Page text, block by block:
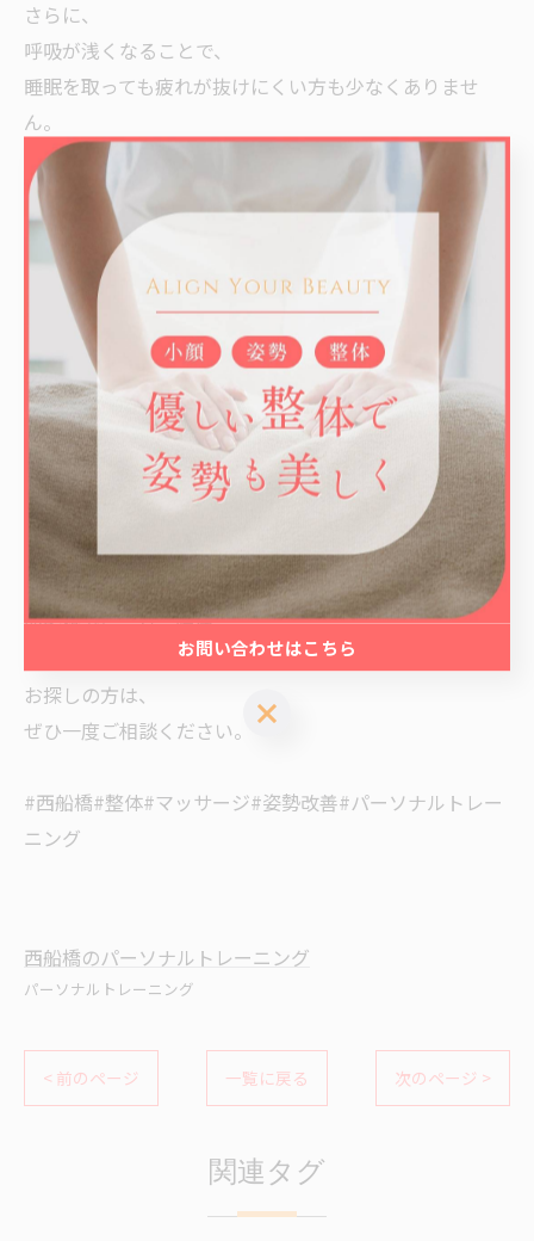
さらに、
呼吸が浅くなることで、
睡眠を取っても疲れが抜けにくい方も少なくありませ
ん。
姿勢を整えることで、
呼吸がしやすくなり、
身体をスムーズに使いやすくなるため、
「身体が軽く感じる」
という方も多くいます。
LACIQでは、
整体で身体を整えるだけでなく、
必要に応じて簡単な運動も取り入れながら、
“戻りにくい身体づくり”
をサポートしています。
西船橋で肩こり、腰痛、
姿勢改善、整体、パーソナルトレーニングを
お探しの方は、
ぜひ一度ご相談ください。
#西船橋#整体#マッサージ#姿勢改善#パーソナルトレー
ニング
西船橋のパーソナルトレーニング
パーソナルトレーニング
< 前のページ 一覧に戻る 次のページ >
関連タグ
お問い合わせはこちら
お問い合わせはこちら